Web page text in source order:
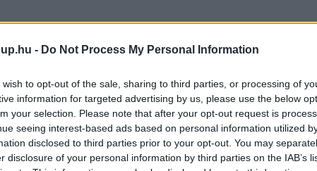
- Do Not Process My Personal Information
wish to opt-out of the sale, sharing to third parties, or processing of
information for targeted advertising by us, please use the below
your selection. Please note that after your opt-out request is
seeing interest-based ads based on personal information utilized
disclosed to third parties prior to your opt-out. You may
disclosure of your personal information by third parties on the IAB’s